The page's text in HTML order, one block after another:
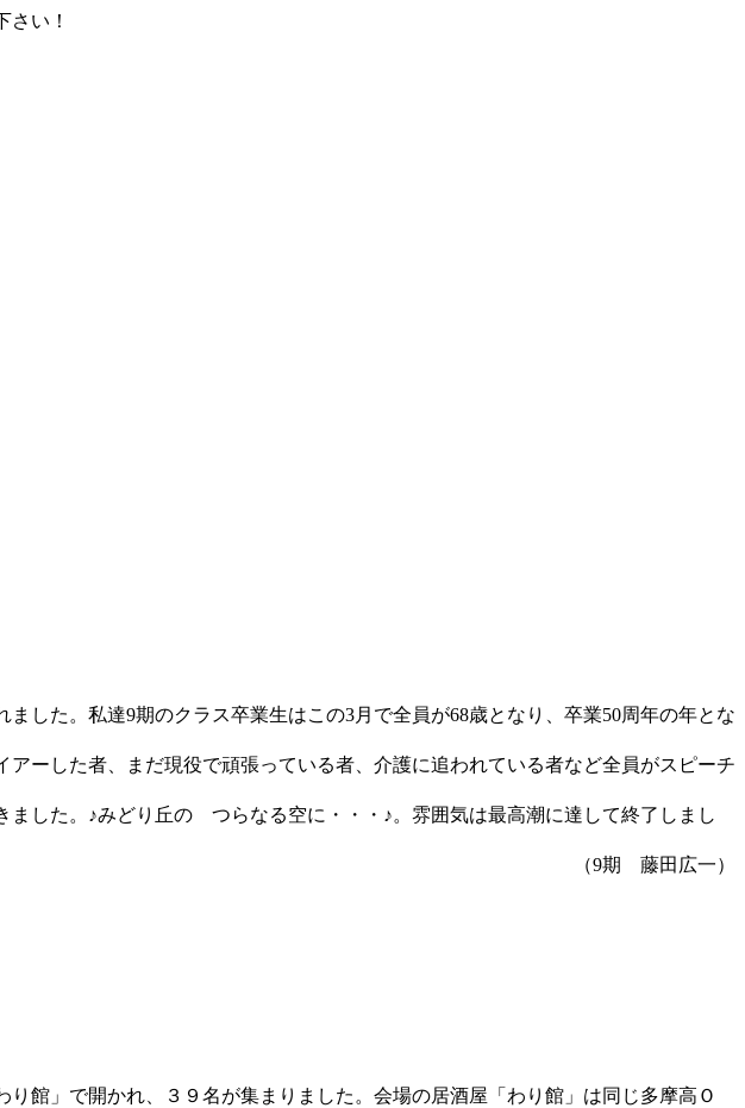
い！
した。私達9期のクラス卒業生はこの3月で全員が68歳となり、卒業50周年の年とな
ーした者、まだ現役で頑張っている者、介護に追われている者など全員がスピーチ
した。♪みどり丘の つらなる空に・・・♪。雰囲気は最高潮に達して終了しまし
（9期 藤田広一）
館」で開かれ、３９名が集まりました。会場の居酒屋「わり館」は同じ多摩高Ｏ